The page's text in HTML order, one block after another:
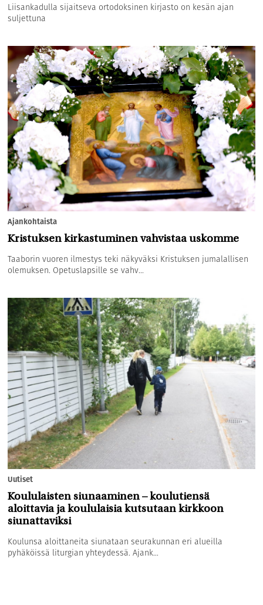
Liisankadulla sijaitseva ortodoksinen kirjasto on kesän ajan
suljettuna
Ajankohtaista
Kristuksen kirkastuminen vahvistaa uskomme
Taaborin vuoren ilmestys teki näkyväksi Kristuksen jumalallisen
olemuksen. Opetuslapsille se vahv...
Uutiset
Koululaisten siunaaminen – koulutiensä
aloittavia ja koululaisia kutsutaan kirkkoon
siunattaviksi
Koulunsa aloittaneita siunataan seurakunnan eri alueilla
pyhäköissä liturgian yhteydessä. Ajank...